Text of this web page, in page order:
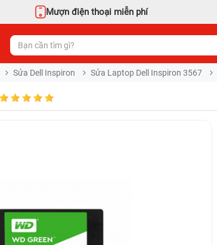
Mượn điện thoại miễn phí
Sửa Dell Inspiron Sửa Laptop Dell Inspiron 3567